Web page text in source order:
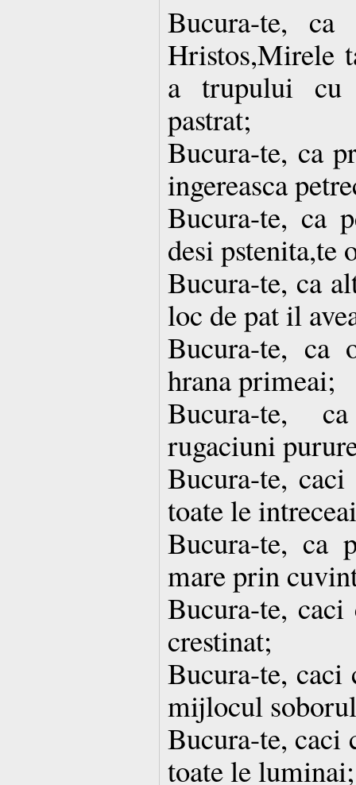
Bucura-te, ca
Hristos,Mirele
a trupului cu
pastrat;
Bucura-te, ca
ingereasca
Bucura-te, ca
desi pstenita,te
Bucura-te, ca
loc de pat il
Bucura-te, ca
hrana primeai;
Bucura-te,
rugaciuni
Bucura-te,
toate le
Bucura-te, ca
mare prin
Bucura-te,
crestinat;
Bucura-te,
mijlocul
Bucura-te, caci
toate le luminai;